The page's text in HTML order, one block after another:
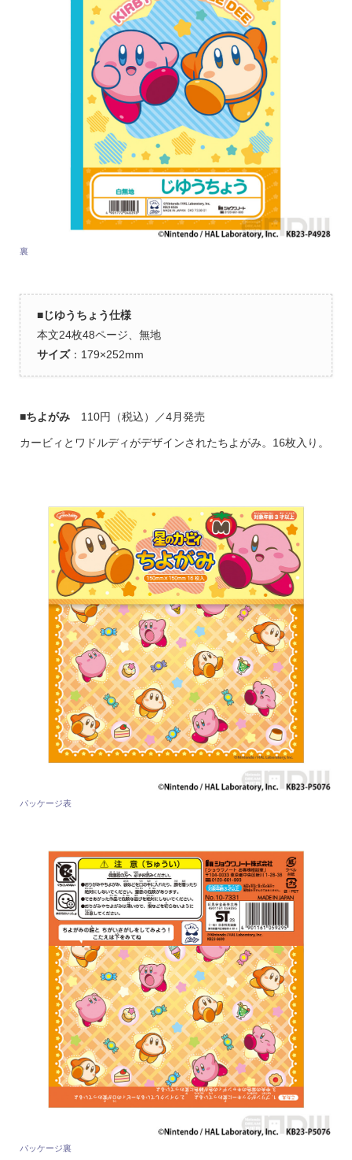
裏
■じゆうちょう仕様
本文24枚48ページ、無地
サイズ：179×252mm
■ちよがみ110円（税込）／4月発売
カービィとワドルディがデザインされたちよがみ。16枚入り。
パッケージ表
パッケージ裏